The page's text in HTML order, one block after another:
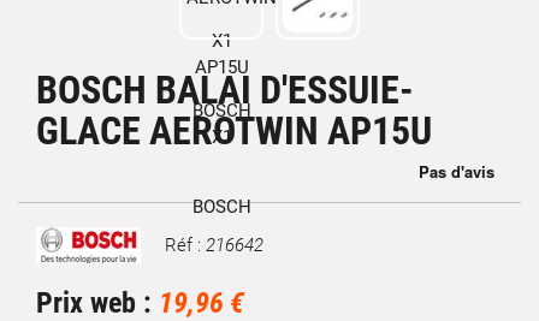
BOSCH BALAI D'ESSUIE-
GLACE AEROTWIN AP15U
Marque Réf : 216642
Prix web : 19,96 €